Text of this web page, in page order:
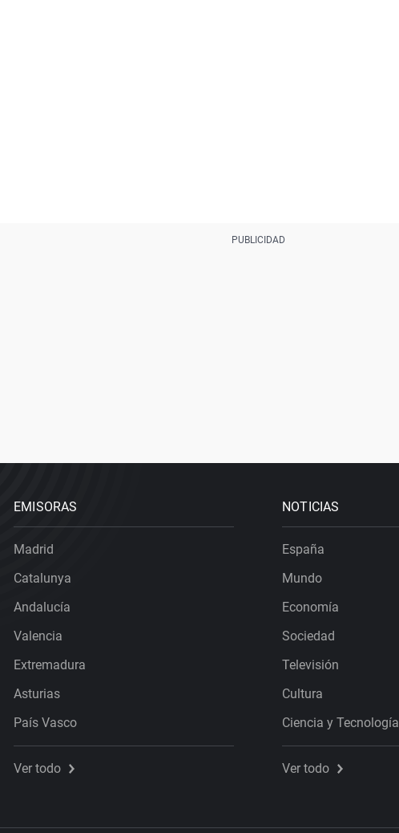
EMISORAS
Madrid
Catalunya
Andalucía
Valencia
Extremadura
Asturias
País Vasco
Ver todo
NOTICIAS
España
Mundo
Economía
Sociedad
Televisión
Cultura
Ciencia y Tecnología
Ver todo